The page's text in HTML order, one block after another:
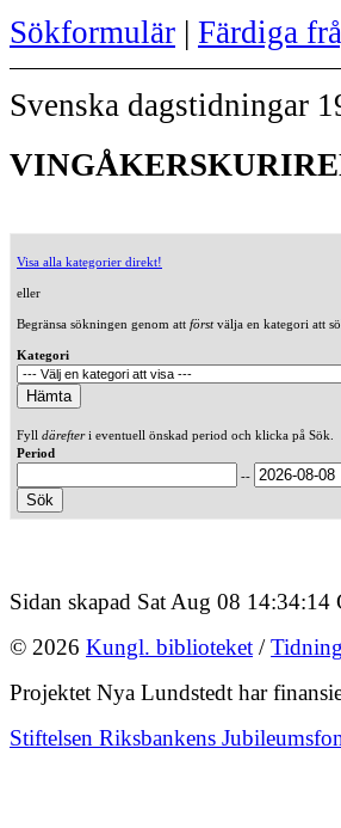
Sökformulär | Färdiga
Svenska dagstidningar
Visa alla kategorier direkt!
eller
Begränsa sökningen genom att förstvälja en kategori att
Kategori
Fyll därefteri eventuell önskad period och klicka på Sök.
Period
--
Sidan skapad Sat Aug 08 14:34:14
© 2026 Kungl. biblioteket /
Projektet Nya Lundstedt har
Stiftelsen Riksbankens